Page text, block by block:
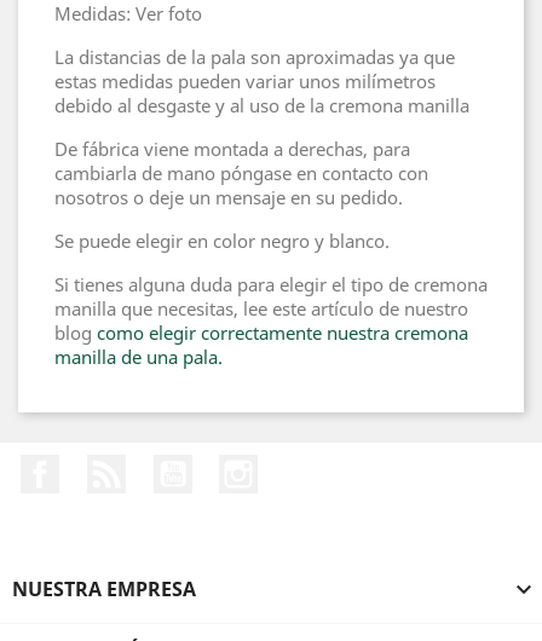
Medidas: Ver foto
La distancias de la pala son aproximadas ya que
estas medidas pueden variar unos milímetros
debido al desgaste y al uso de la cremona manilla
De fábrica viene montada a derechas, para
cambiarla de mano póngase en contacto con
nosotros o deje un mensaje en su pedido.
Se puede elegir en color negro y blanco.
Si tienes alguna duda para elegir el tipo de cremona
manilla que necesitas, lee este artículo de nuestro
blog como elegir correctamente nuestra cremona
manilla de una pala.
NUESTRA EMPRESA 